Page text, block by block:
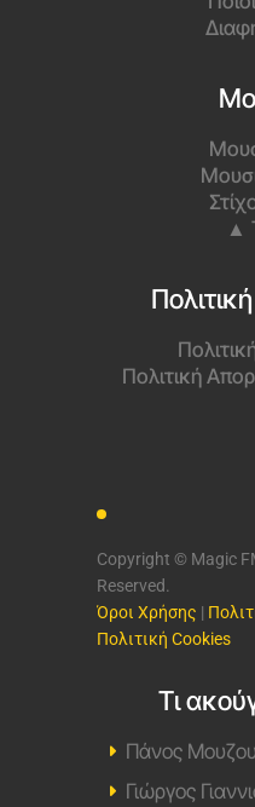
▲
Πολιτική
Copyright © Magic
Reserved.
Όροι Χρήσης |
Πολιτική Cookies
Τι
Πάνος
Γιώργος